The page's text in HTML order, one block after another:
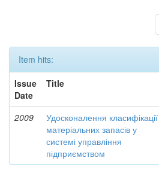
Item hits:
Issue
Date
Title
2009
Удосконалення класифікації
матеріальних запасів у
системі управління
підприємством